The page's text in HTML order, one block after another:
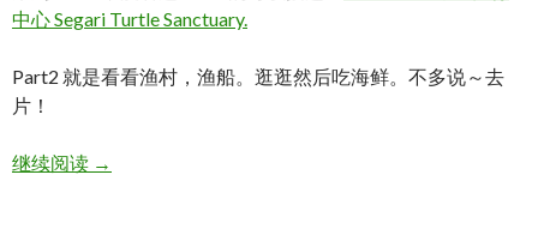
中心 Segari Turtle Sanctuary.
Part2 就是看看渔村，渔船。逛逛然后吃海鲜。不多说～去
片！
继续阅读PANTAI REMIS 一日游！PART2
→